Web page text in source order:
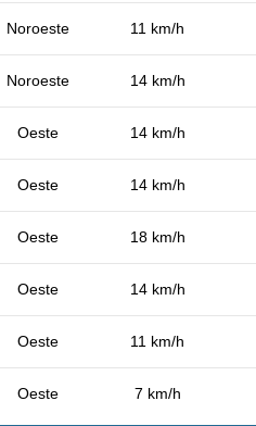
Noroeste 11 km/h
Noroeste 14 km/h
Oeste 14 km/h
Oeste 14 km/h
Oeste 18 km/h
Oeste 14 km/h
Oeste 11 km/h
Oeste 7 km/h